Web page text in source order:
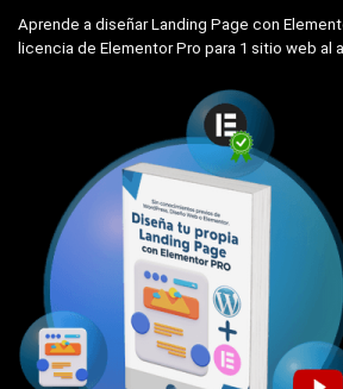
Aprende a diseñar Landing Page con
licencia de Elementor Pro para 1 sitio web al